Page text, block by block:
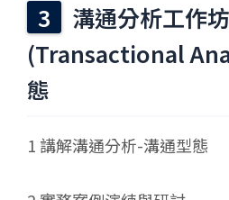
溝通分析工作
(Transactional
態
1 講解溝通分析-溝通型態